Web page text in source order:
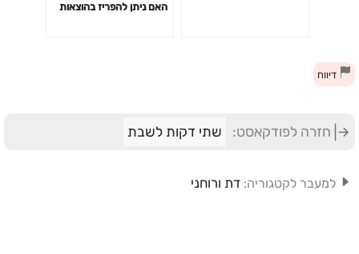
האם ניתן להפריז בהוצאות
דיווח
חזרה לפודקאסט: שתי דקות לשבת
למעבר לקטגוריה: דת ורוחני